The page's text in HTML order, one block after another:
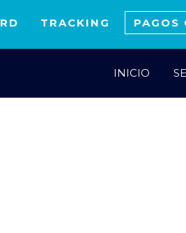
TRACKING PAGOS
INICIO